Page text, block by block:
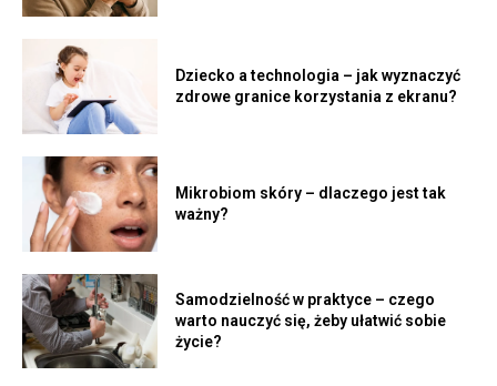
Dziecko a technologia – jak wyznaczyć
zdrowe granice korzystania z ekranu?
Mikrobiom skóry – dlaczego jest tak
ważny?
Samodzielność w praktyce – czego
warto nauczyć się, żeby ułatwić sobie
życie?